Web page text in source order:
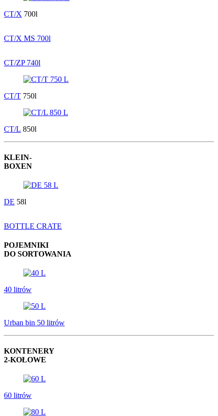
CT/X 700l
CT/X MS 700l
CT/ZP 740l
CT/T 750l
CT/L 850l
KLEIN-
BOXEN
DE 58l
BOTTLE CRATE
POJEMNIKI
DO SORTOWANIA
40 litrów
Urban bin 50 litrów
KONTENERY
2-KOŁOWE
60 litrów